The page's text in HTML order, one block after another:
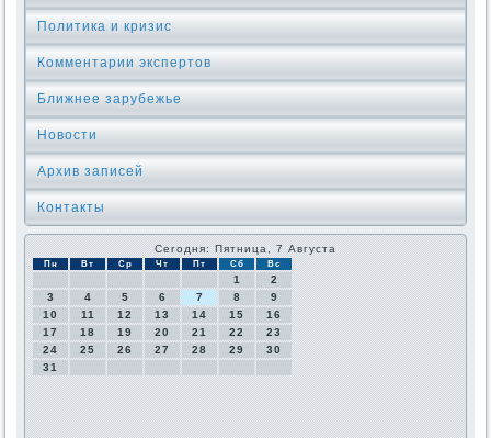
Политика и кризис
Комментарии экспертов
Ближнее зарубежье
Новости
Архив записей
Контакты
Сегодня: Пятница, 7 Августа
Пн Вт Ср Чт Пт Сб Вс
1
2
3
4 5 6 7 8
9
10
11 12 13 14 15
16
17
18 19 20 21 22
23
24
25 26 27 28 29
30
31